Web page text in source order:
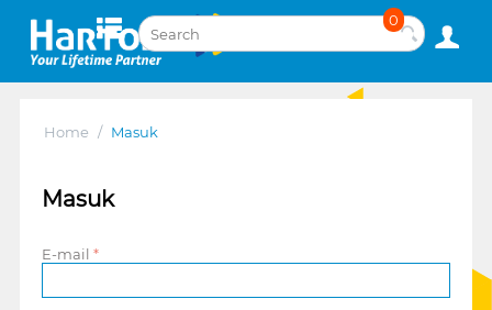
0
Home / Masuk
Masuk
E-mail